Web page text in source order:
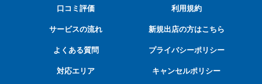
口コミ評価
サービスの流れ
よくある質問
対応エリア
利用規約
新規出店の方はこちら
プライバシーポリシー
キャンセルポリシー